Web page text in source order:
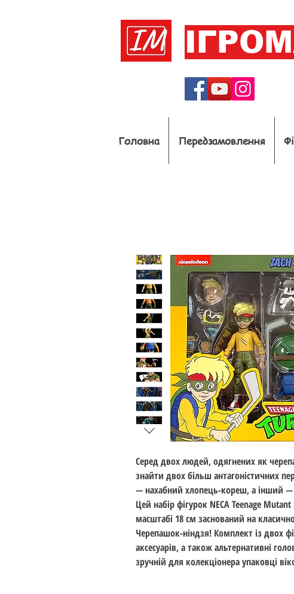
Головна Передзамовлення
Серед двох людей, одягнених як
знайти двох більш антагоністичних
— нахабний хлопець-кореш, а інший —
Цей набір фігурок NECA Teenage
масштабі 18 см заснований на
Черепашок-ніндзя! Комплект із двох
аксесуарів, а також альтернативні
зручній для колекціонера упаковці